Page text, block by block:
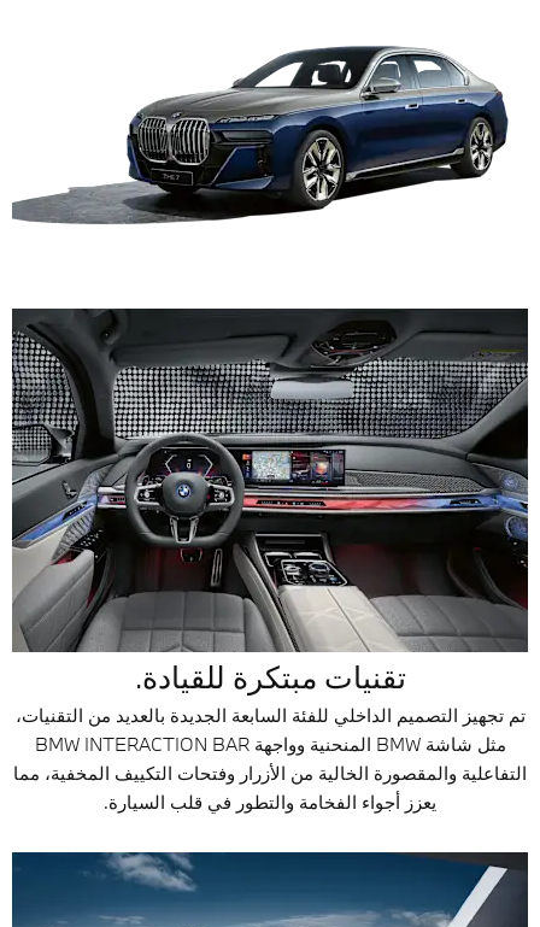
تقنيات مبتكرة للقيادة.
تم تجهيز التصميم الداخلي للفئة السابعة الجديدة بالعديد من التقنيات،
مثل شاشة BMW المنحنية وواجهة BMW INTERACTION BAR
التفاعلية والمقصورة الخالية من الأزرار وفتحات التكييف المخفية، مما
يعزز أجواء الفخامة والتطور في قلب السيارة.